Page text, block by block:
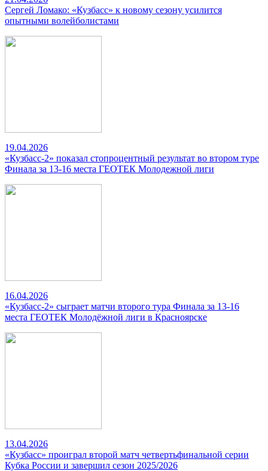
Сергей Ломако: «Кузбасс» к новому сезону усилится
опытными волейболистами
19.04.2026
«Кузбасс-2» показал стопроцентный результат во втором туре
Финала за 13-16 места ГЕОТЕК Молодежной лиги
16.04.2026
«Кузбасс-2» сыграет матчи второго тура Финала за 13-16
места ГЕОТЕК Молодёжной лиги в Красноярске
13.04.2026
«Кузбасс» проиграл второй матч четвертьфинальной серии
Кубка России и завершил сезон 2025/2026